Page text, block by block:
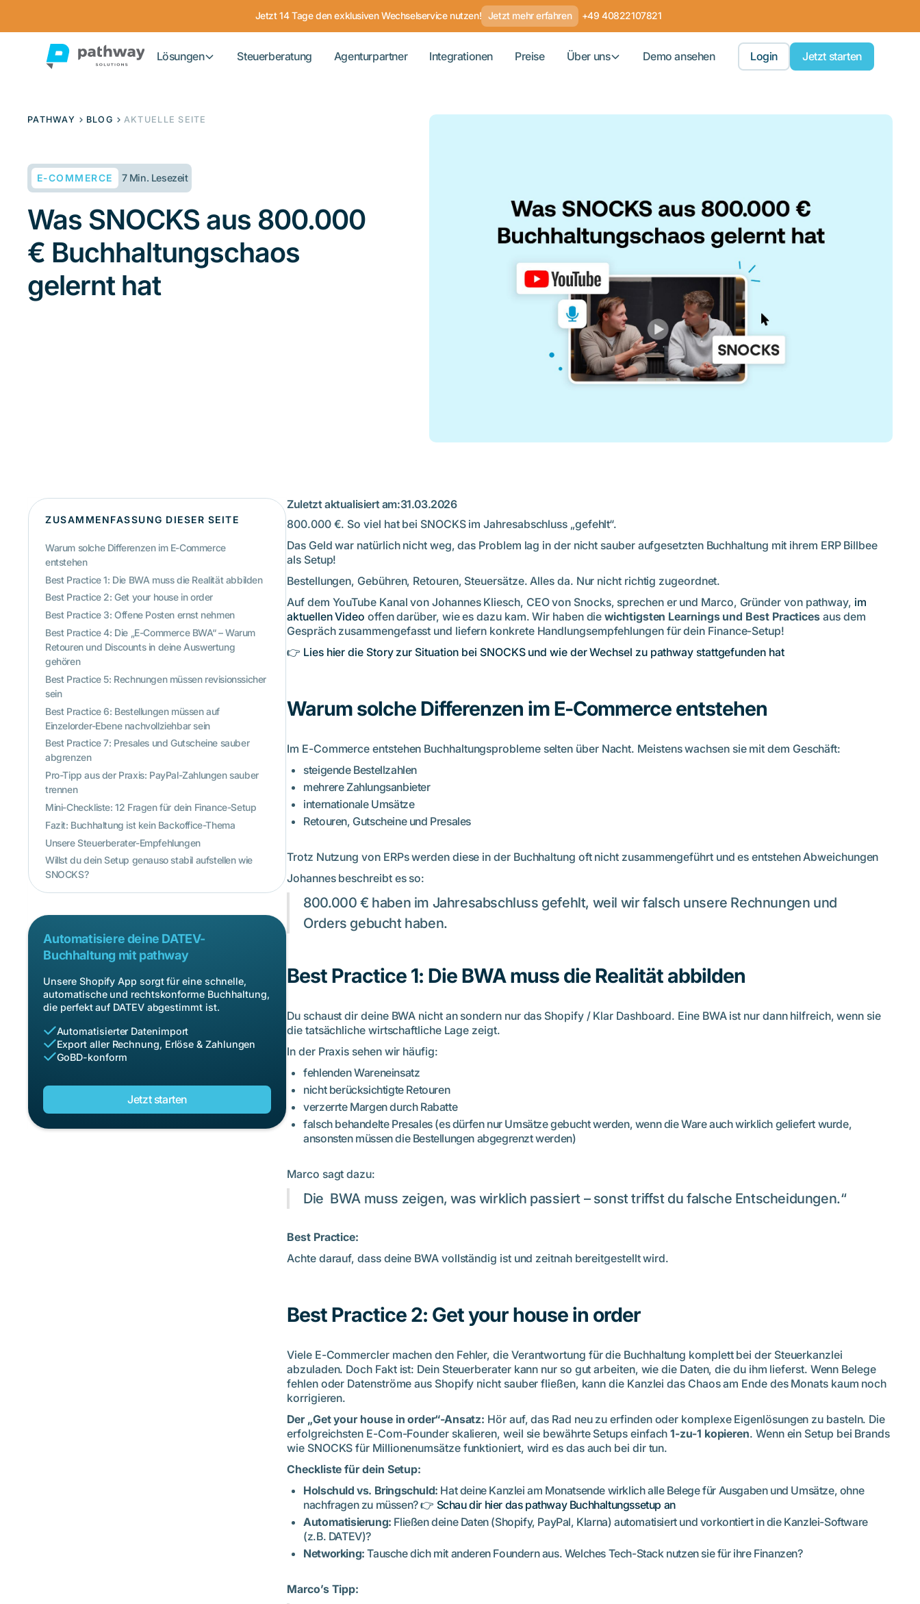
Jetzt 14 Tage den exklusiven Wechselservice nutzen! Jetzt mehr erfahren +49 40822107821
Lösungen Steuerberatung Agenturpartner Integrationen Preise Über uns Demo ansehen Login Jetzt starten
PATHWAY BLOG AKTUELLE SEITE
E-COMMERCE 7 Min. Lesezeit
Was SNOCKS aus 800.000
€ Buchhaltungschaos
gelernt hat
ZUSAMMENFASSUNG DIESER SEITE
Warum solche Differenzen im E-Commerce
entstehen
Best Practice 1: Die BWA muss die Realität abbilden
Best Practice 2: Get your house in order
Best Practice 3: Offene Posten ernst nehmen
Best Practice 4: Die „E-Commerce BWA“ – Warum
Retouren und Discounts in deine Auswertung
gehören
Best Practice 5: Rechnungen müssen revisionssicher
sein
Best Practice 6: Bestellungen müssen auf
Einzelorder-Ebene nachvollziehbar sein
Best Practice 7: Presales und Gutscheine sauber
abgrenzen
Pro-Tipp aus der Praxis: PayPal-Zahlungen sauber
trennen
Mini-Checkliste: 12 Fragen für dein Finance-Setup
Fazit: Buchhaltung ist kein Backoffice-Thema
Unsere Steuerberater-Empfehlungen
Willst du dein Setup genauso stabil aufstellen wie
SNOCKS?
Automatisiere deine DATEV-
Buchhaltung mit pathway
Unsere Shopify App sorgt für eine schnelle,
automatische und rechtskonforme Buchhaltung,
die perfekt auf DATEV abgestimmt ist.
Automatisierter Datenimport
Export aller Rechnung, Erlöse & Zahlungen
GoBD-konform
Jetzt starten
Zuletzt aktualisiert am:31.03.2026
800.000 €. So viel hat bei SNOCKS im Jahresabschluss „gefehlt“.
Das Geld war natürlich nicht weg, das Problem lag in der nicht sauber aufgesetzten Buchhaltung mit ihrem ERP Billbee
als Setup!
Bestellungen, Gebühren, Retouren, Steuersätze. Alles da. Nur nicht richtig zugeordnet.
Auf dem YouTube Kanal von Johannes Kliesch, CEO von Snocks, sprechen er und Marco, Gründer von pathway, im
aktuellen Video offen darüber, wie es dazu kam. Wir haben diewichtigsten Learnings und Best Practices aus dem
Gespräch zusammengefasst und liefern konkrete Handlungsempfehlungen für dein Finance-Setup!
👉 Lies hier die Story zur Situation bei SNOCKS und wie der Wechsel zu pathway stattgefunden hat
Warum solche Differenzen im E-Commerce entstehen
Im E-Commerce entstehen Buchhaltungsprobleme selten über Nacht. Meistens wachsen sie mit dem Geschäft:
steigende Bestellzahlen
mehrere Zahlungsanbieter
internationale Umsätze
Retouren, Gutscheine und Presales
Trotz Nutzung von ERPs werden diese in der Buchhaltung oft nicht zusammengeführt und es entstehen Abweichungen
Johannes beschreibt es so:
800.000 € haben im Jahresabschluss gefehlt, weil wir falsch unsere Rechnungen und
Orders gebucht haben.
Best Practice 1: Die BWA muss die Realität abbilden
Du schaust dir deine BWA nicht an sondern nur das Shopify / Klar Dashboard. Eine BWA ist nur dann hilfreich, wenn sie
die tatsächliche wirtschaftliche Lage zeigt.
In der Praxis sehen wir häufig:
fehlenden Wareneinsatz
nicht berücksichtigte Retouren
verzerrte Margen durch Rabatte
falsch behandelte Presales (es dürfen nur Umsätze gebucht werden, wenn die Ware auch wirklich geliefert wurde,
ansonsten müssen die Bestellungen abgegrenzt werden)
Marco sagt dazu:
Die BWA muss zeigen, was wirklich passiert – sonst triffst du falsche Entscheidungen.“
Best Practice:
Achte darauf, dass deine BWA vollständig ist und zeitnah bereitgestellt wird.
Best Practice 2: Get your house in order
Viele E-Commercler machen den Fehler, die Verantwortung für die Buchhaltung komplett bei der Steuerkanzlei
abzuladen. Doch Fakt ist: Dein Steuerberater kann nur so gut arbeiten, wie die Daten, die du ihm lieferst. Wenn Belege
fehlen oder Datenströme aus Shopify nicht sauber fließen, kann die Kanzlei das Chaos am Ende des Monats kaum noch
korrigieren.
Der „Get your house in order“-Ansatz: Hör auf, das Rad neu zu erfinden oder komplexe Eigenlösungen zu basteln. Die
erfolgreichsten E-Com-Founder skalieren, weil sie bewährte Setups einfach1-zu-1 kopieren. Wenn ein Setup bei Brands
wie SNOCKS für Millionenumsätze funktioniert, wird es das auch bei dir tun.
Checkliste für dein Setup:
Holschuld vs. Bringschuld: Hat deine Kanzlei am Monatsende wirklich alle Belege für Ausgaben und Umsätze, ohne
nachfragen zu müssen?👉 Schau dir hier das pathway Buchhaltungssetup an
Automatisierung: Fließen deine Daten (Shopify, PayPal, Klarna) automatisiert und vorkontiert in die Kanzlei-Software
(z.B. DATEV)?
Networking: Tausche dich mit anderen Foundern aus. Welches Tech-Stack nutzen sie für ihre Finanzen?
Marco’s Tipp: